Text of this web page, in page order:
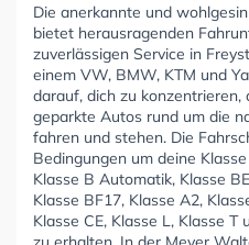
Die anerkannte und
bietet herausragenden
zuverlässigen Service in
einem VW, BMW, KTM und
darauf, dich zu
geparkte Autos rund um die
fahren und stehen. Die
Bedingungen um deine
Klasse B Automatik, Klasse
Klasse BF17, Klasse A2,
Klasse CE, Klasse L, Klasse